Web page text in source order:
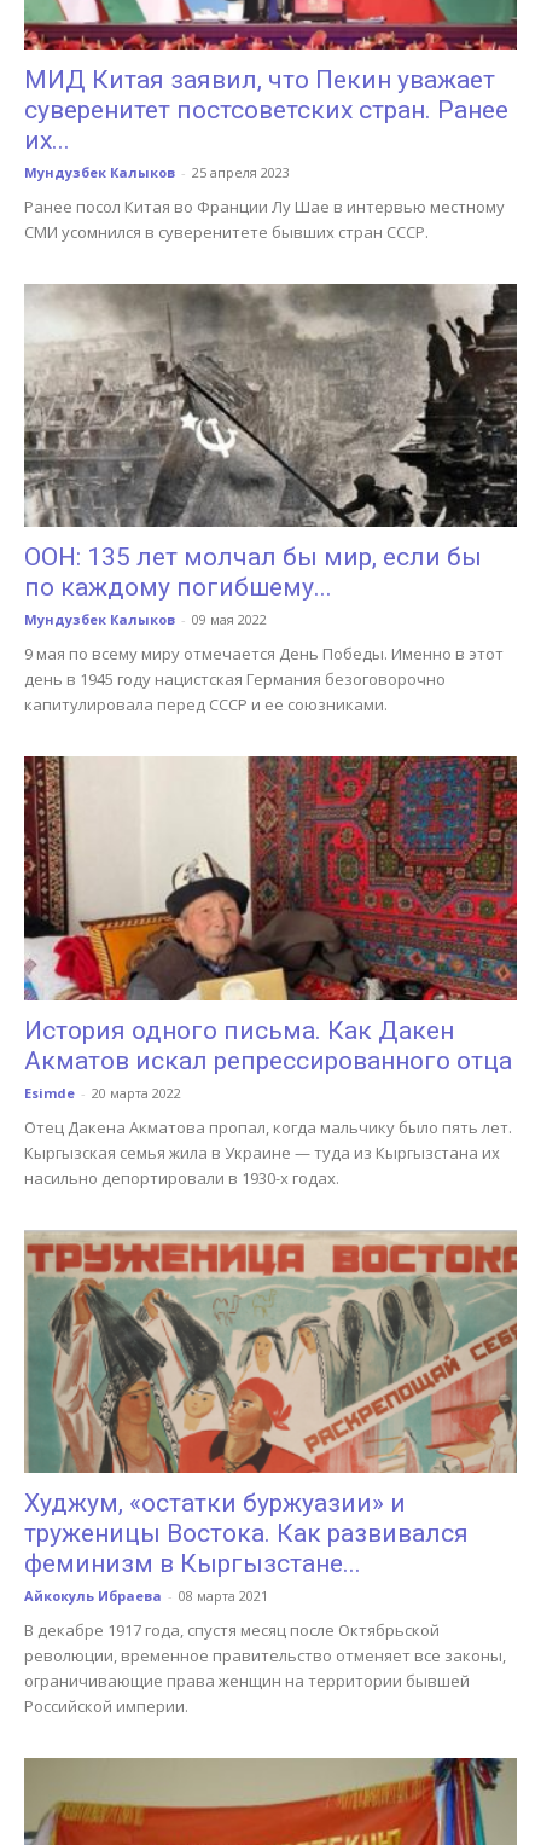
МИД Китая заявил, что Пекин уважает
суверенитет постсоветских стран. Ранее
их...
Мундузбек Калыков - 25 апреля 2023
Ранее посол Китая во Франции Лу Шае в интервью местному
СМИ усомнился в суверенитете бывших стран СССР.
ООН: 135 лет молчал бы мир, если бы
по каждому погибшему...
Мундузбек Калыков - 09 мая 2022
9 мая по всему миру отмечается День Победы. Именно в этот
день в 1945 году нацистская Германия безоговорочно
капитулировала перед СССР и ее союзниками.
История одного письма. Как Дакен
Акматов искал репрессированного отца
Esimde - 20 марта 2022
Отец Дакена Акматова пропал, когда мальчику было пять лет.
Кыргызская семья жила в Украине — туда из Кыргызстана их
насильно депортировали в 1930-х годах.
Худжум, «остатки буржуазии» и
труженицы Востока. Как развивался
феминизм в Кыргызстане...
Айкокуль Ибраева - 08 марта 2021
В декабре 1917 года, спустя месяц после Октябрьской
революции, временное правительство отменяет все законы,
ограничивающие права женщин на территории бывшей
Российской империи.